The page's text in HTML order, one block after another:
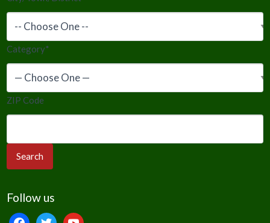
Category*
ZIP Code
Follow us